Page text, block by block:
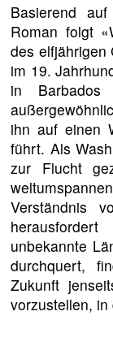
Basierend
Roman folgt
des elfjährigen
im 19.
in Barbados
ihn auf einen
führt. Als
zur Flucht
Verständnis
unbekannte
durchquert,
Zukunft
vorzustellen,